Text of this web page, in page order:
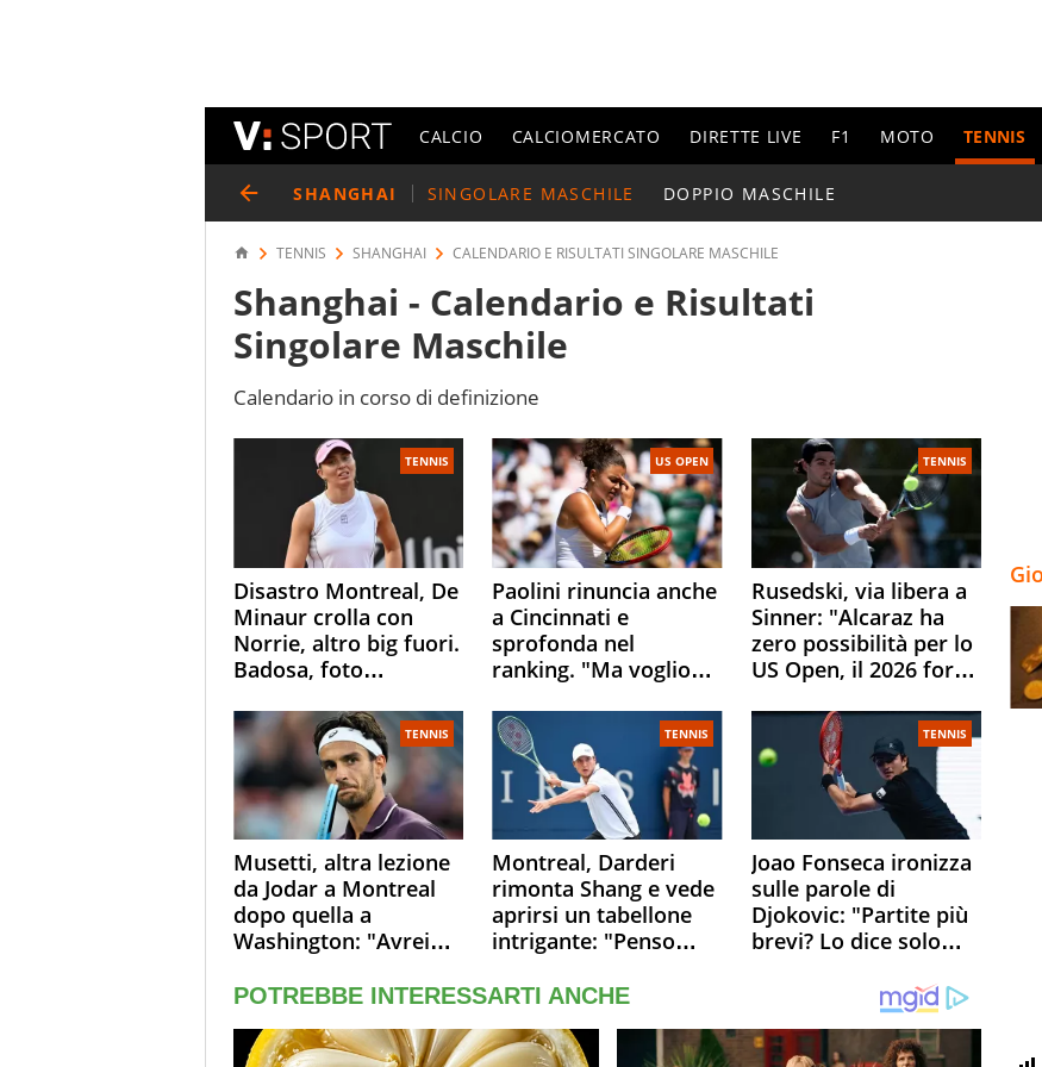
CALCIO CALCIOMERCATO DIRETTE LIVE F1 MOTO TENNIS
SHANGHAI SINGOLARE MASCHILE DOPPIO MASCHILE
TENNIS SHANGHAI CALENDARIO E RISULTATI SINGOLARE MASCHILE
Shanghai - Calendario e Risultati
Singolare Maschile
Calendario in corso di definizione
TENNIS
Disastro Montreal, De
Minaur crolla con
Norrie, altro big fuori.
Badosa, foto
preoccupati
US OPEN
Paolini rinuncia anche
a Cincinnati e
sprofonda nel
ranking. "Ma voglio
Open"
TENNIS
Rusedski, via libera a
Sinner: "Alcaraz ha
zero possibilità per lo
US Open, il 2026 forse
TENNIS
Musetti, altra lezione
da Jodar a Montreal
dopo quella a
Washington: "Avrei
TENNIS
Montreal, Darderi
rimonta Shang e vede
aprirsi un tabellone
intrigante: "Penso
sono felice del mio
TENNIS
Joao Fonseca ironizza
sulle parole di
Djokovic: "Partite più
brevi? Lo dice solo
invecchiando..."